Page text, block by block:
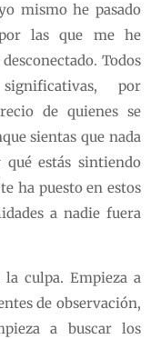
mismo he pasado
las que me he
Todos
por
de quienes se
sientas que nada
estás sintiendo
ha puesto en estos
a nadie fuera
culpa. Empieza a
de observación,
a buscar los